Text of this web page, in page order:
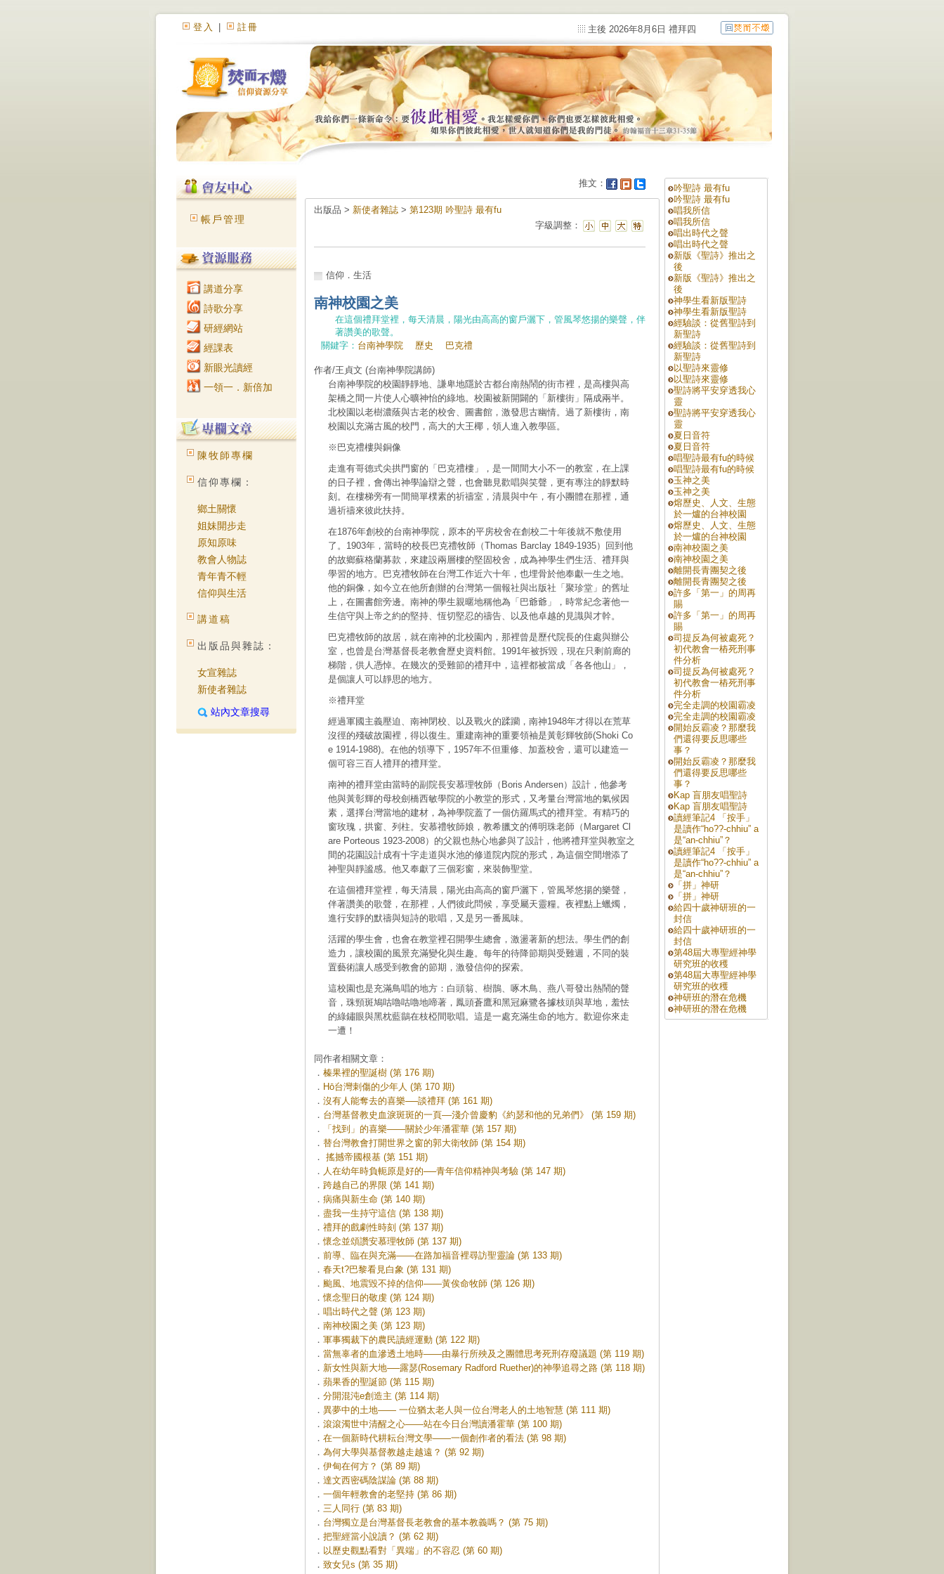
登入 註冊 主後 2026年8月6日 禮拜四
帳戶管理
講道分享
詩歌分享
研經網站
經課表
新眼光讀經
一領一．新倍加
陳牧師專欄
信仰專欄：
鄉土關懷
姐妹開步走
原知原味
教會人物誌
青年青不輕
信仰與生活
講道稿
出版品與雜誌：
女宣雜誌
新使者雜誌
站內文章搜尋
推文：
出版品 > 新使者雜誌 > 第123期 吟聖詩 最有fu
字級調整：
信仰．生活
南神校園之美
在這個禮拜堂裡，每天清晨，陽光由高高的窗戶灑下，管風琴悠揚的樂聲，伴
著讚美的歌聲。
關鍵字： 台南神學院 歷史 巴克禮
作者/王貞文 (台南神學院講師)
台南神學院的校園靜靜地、謙卑地隱於古都台南熱鬧的街市裡，是高樓與高
架橋之間一片使人心曠神怡的綠地。校園被新開闢的「新樓街」隔成兩半。
北校園以老樹濃蔭與古老的校舍、圖書館，激發思古幽情。過了新樓街，南
校園以充滿古風的校門，高大的大王椰，領人進入教學區。
※巴克禮樓與銅像
走進有哥德式尖拱門窗的「巴克禮樓」，是一間間大小不一的教室，在上課
的日子裡，會傳出神學論辯之聲，也會聽見歡唱與笑聲，更有專注的靜默時
刻。在樓梯旁有一間簡單樸素的祈禱室，清晨與中午，有小團體在那裡，通
過祈禱來彼此扶持。
在1876年創校的台南神學院，原本的平房校舍在創校二十年後就不敷使用
了。1903年，當時的校長巴克禮牧師（Thomas Barclay 1849-1935）回到他
的故鄉蘇格蘭募款，來建設兩層樓的堅固校舍，成為神學生們生活、禮拜與
學習的地方。巴克禮牧師在台灣工作近六十年，也埋骨於他奉獻一生之地。
他的銅像，如今立在他所創辦的台灣第一個報社與出版社「聚珍堂」的舊址
上，在圖書館旁邊。南神的學生親暱地稱他為「巴爺爺」，時常紀念著他一
生信守與上帝之約的堅持、恆切堅忍的禱告、以及他卓越的見識與才幹。
巴克禮牧師的故居，就在南神的北校園內，那裡曾是歷代院長的住處與辦公
室，也曾是台灣基督長老教會歷史資料館。1991年被拆毀，現在只剩前廊的
梯階，供人憑悼。在幾次的受難節的禮拜中，這裡都被當成「各各他山」，
是個讓人可以靜思的地方。
※禮拜堂
經過軍國主義壓迫、南神閉校、以及戰火的蹂躪，南神1948年才得以在荒草
沒徑的殘破故園裡，得以復生。重建南神的重要領袖是黃彰輝牧師(Shoki Co
e 1914-1988)。在他的領導下，1957年不但重修、加蓋校舍，還可以建造一
個可容三百人禮拜的禮拜堂。
南神的禮拜堂由當時的副院長安慕理牧師（Boris Andersen）設計，他參考
他與黃彰輝的母校劍橋西敏學院的小教堂的形式，又考量台灣當地的氣候因
素，選擇台灣當地的建材，為神學院蓋了一個仿羅馬式的禮拜堂。有精巧的
窗玫瑰，拱窗、列柱。安慕禮牧師娘，教希臘文的傅明珠老師（Margaret Cl
are Porteous 1923-2008）的父親也熱心地參與了設計，他將禮拜堂與教室之
間的花園設計成有十字走道與水池的修道院內院的形式，為這個空間增添了
神聖與靜謐感。他又奉獻了三個彩窗，來裝飾聖堂。
在這個禮拜堂裡，每天清晨，陽光由高高的窗戶灑下，管風琴悠揚的樂聲，
伴著讚美的歌聲，在那裡，人們彼此問候，享受屬天靈糧。夜裡點上蠟燭，
進行安靜的默禱與短詩的歌唱，又是另一番風味。
活躍的學生會，也會在教堂裡召開學生總會，激盪著新的想法。學生們的創
造力，讓校園的風景充滿變化與生趣。每年的待降節期與受難週，不同的裝
置藝術讓人感受到教會的節期，激發信仰的探索。
這校園也是充滿鳥唱的地方：白頭翁、樹鵲、啄木鳥、燕八哥發出熱鬧的聲
音，珠頸斑鳩咕嚕咕嚕地啼著，鳳頭蒼鷹和黑冠麻鷺各據枝頭與草地，羞怯
的綠鏽眼與黑枕藍鶲在枝椏間歌唱。這是一處充滿生命的地方。歡迎你來走
一遭！
同作者相關文章：
． 榛果裡的聖誕樹 (第 176 期)
． Hō͘台灣刺傷的少年人 (第 170 期)
． 沒有人能奪去的喜樂──談禮拜 (第 161 期)
． 台灣基督教史血淚斑斑的一頁––淺介曾慶豹《約瑟和他的兄弟們》 (第 159 期)
．
「找到」的喜樂——關於少年潘霍華 (第 157 期)
． 替台灣教會打開世界之窗的郭大衛牧師 (第 154 期)
． 搖撼帝國根基 (第 151 期)
． 人在幼年時負軛原是好的──青年信仰精神與考驗 (第 147 期)
． 跨越自己的界限 (第 141 期)
． 病痛與新生命 (第 140 期)
． 盡我一生持守這信 (第 138 期)
． 禮拜的戲劇性時刻 (第 137 期)
．懷念並頌讚安慕理牧師 (第 137 期)
． 前導、臨在與充滿——在路加福音裡尋訪聖靈論 (第 133 期)
． 春天t?巴黎看見白象 (第 131 期)
． 颱風、地震毀不掉的信仰——黃俟命牧師 (第 126 期)
．懷念聖日的敬虔 (第 124 期)
． 唱出時代之聲 (第 123 期)
． 南神校園之美 (第 123 期)
． 軍事獨裁下的農民讀經運動 (第 122 期)
． 當無辜者的血滲透土地時——由暴行所殃及之團體思考死刑存廢議題 (第 119 期)
． 新女性與新大地──露瑟(Rosemary Radford Ruether)的神學追尋之路 (第 118 期)
． 蘋果香的聖誕節 (第 115 期)
． 分開混沌e創造主 (第 114 期)
． 異夢中的土地—— 一位猶太老人與一位台灣老人的土地智慧 (第 111 期)
． 滾滾濁世中清醒之心——站在今日台灣讀潘霍華 (第 100 期)
． 在一個新時代耕耘台灣文學——一個創作者的看法 (第 98 期)
． 為何大學與基督教越走越遠？ (第 92 期)
． 伊甸在何方？ (第 89 期)
． 達文西密碼陰謀論 (第 88 期)
． 一個年輕教會的老堅持 (第 86 期)
． 三人同行 (第 83 期)
． 台灣獨立是台灣基督長老教會的基本教義嗎？ (第 75 期)
． 把聖經當小說讀？ (第 62 期)
． 以歷史觀點看對「異端」的不容忍 (第 60 期)
． 致女兒s (第 35 期)
吟聖詩 最有fu
吟聖詩 最有fu
唱我所信
唱我所信
唱出時代之聲
唱出時代之聲
新版《聖詩》推出之
後
新版《聖詩》推出之
後
神學生看新版聖詩
神學生看新版聖詩
經驗談：從舊聖詩到
新聖詩
經驗談：從舊聖詩到
新聖詩
以聖詩來靈修
以聖詩來靈修
聖詩將平安穿透我心
靈
聖詩將平安穿透我心
靈
夏日音符
夏日音符
唱聖詩最有fu的時候
唱聖詩最有fu的時候
玉神之美
玉神之美
熔歷史、人文、生態
於一爐的台神校園
熔歷史、人文、生態
於一爐的台神校園
南神校園之美
南神校園之美
離開長青團契之後
離開長青團契之後
許多「第一」的周再
賜
許多「第一」的周再
賜
司提反為何被處死？
初代教會一樁死刑事
件分析
司提反為何被處死？
初代教會一樁死刑事
件分析
完全走調的校園霸凌
完全走調的校園霸凌
開始反霸凌？那麼我
們還得要反思哪些
事？
開始反霸凌？那麼我
們還得要反思哪些
事？
Kap 盲朋友唱聖詩
Kap 盲朋友唱聖詩
讀經筆記4 「按手」
是讀作“ho??-chhiu” a
是“an-chhiu”？
讀經筆記4 「按手」
是讀作“ho??-chhiu” a
是“an-chhiu”？
「拼」神研
「拼」神研
給四十歲神研班的一
封信
給四十歲神研班的一
封信
第48屆大專聖經神學
研究班的收穫
第48屆大專聖經神學
研究班的收穫
神研班的潛在危機
神研班的潛在危機